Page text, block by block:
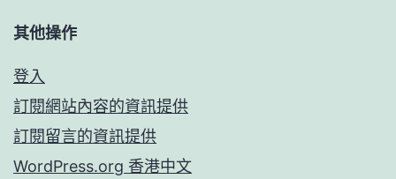
其他操作
登入
訂閱網站內容的資訊提供
訂閱留言的資訊提供
WordPress.org 香港中文